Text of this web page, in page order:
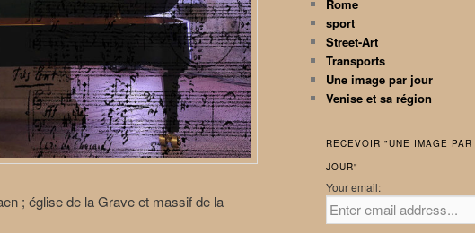
; église de la Grave et massif de la
Rome
sport
Street-Art
Transports
Une image par jour
Venise et sa région
RECEVOIR "UNE IMAGE PAR
JOUR"
Your email: